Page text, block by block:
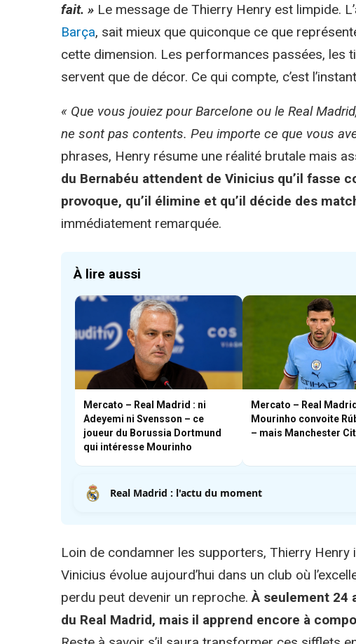
fait. » Le message de Thierry Henry est limpide.
Barça, sait mieux que quiconque ce que
cette dimension. Les performances passées,
servent que de décor. Ce qui compte, c’est
« Que vous jouiez pour Barcelone ou le Real
ne sont pas contents. Peu importe ce que vous
phrases, Henry résume une réalité brutale mais
du Bernabéu attendent de Vinicius qu’il fasse
provoque, qu’il élimine et qu’il décide des
immédiatement remarquée.
À lire aussi
Mercato – Real Madrid : ni
Adeyemi ni Svensson – ce
joueur du Borussia Dortmund
qui intéresse Mourinho
Mercato – Real
Mourinho convoite
– mais Manchester
Real Madrid : l'actu du moment
Loin de condamner les supporters, Thierry
Vinicius évolue aujourd’hui dans un club où
perdu peut devenir un reproche.À seulement 24
du Real Madrid, mais il apprend encore à